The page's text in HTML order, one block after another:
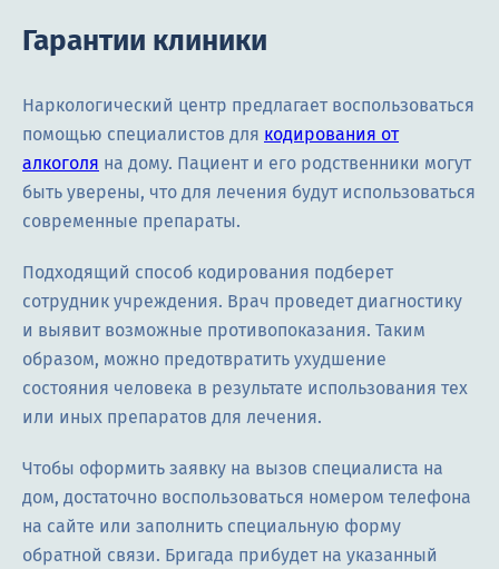
Гарантии клиники
Наркологический центр предлагает воспользоваться
помощью специалистов для кодирования от
алкоголя на дому. Пациент и его родственники могут
быть уверены, что для лечения будут использоваться
современные препараты.
Подходящий способ кодирования подберет
сотрудник учреждения. Врач проведет диагностику
и выявит возможные противопоказания. Таким
образом, можно предотвратить ухудшение
состояния человека в результате использования тех
или иных препаратов для лечения.
Чтобы оформить заявку на вызов специалиста на
дом, достаточно воспользоваться номером телефона
на сайте или заполнить специальную форму
обратной связи. Бригада прибудет на указанный